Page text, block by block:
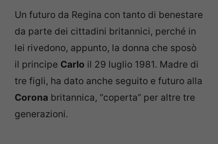
Un futuro da Regina con tanto di benestare
da parte dei cittadini britannici, perché in
lei rivedono, appunto, la donna che sposò
il principe Carlo il 29 luglio 1981. Madre di
tre figli, ha dato anche seguito e futuro alla
Corona britannica, “coperta” per altre tre
generazioni.